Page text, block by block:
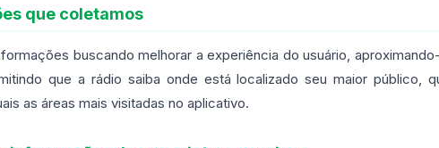
que coletamos
buscando melhorar a experiência do usuário,
que a rádio saiba onde está localizado seu maior público,
as áreas mais visitadas no aplicativo.